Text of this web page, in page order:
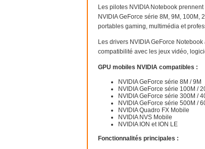
Les pilotes NVIDIA Notebook
NVIDIA GeForce série 8M, 9M,
portables gaming, multimédia et
Les drivers NVIDIA GeForce
compatibilité avec les jeux vidéo,
GPU mobiles NVIDIA compatibles :
NVIDIA GeForce série 8M / 9M
NVIDIA GeForce série 100M /
NVIDIA GeForce série 300M /
NVIDIA GeForce série 500M /
NVIDIA Quadro FX Mobile
NVIDIA NVS Mobile
NVIDIA ION et ION LE
Fonctionnalités principales :